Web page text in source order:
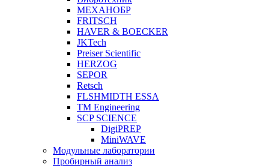
МЕХАНОБР
FRITSCH
HAVER & BOECKER
JKTech
Preiser Scientific
HERZOG
SEPOR
Retsch
FLSHMIDTH ESSA
TM Engineering
SCP SCIENCE
DigiPREP
MiniWAVE
Модульные лаборатории
Пробирный анализ